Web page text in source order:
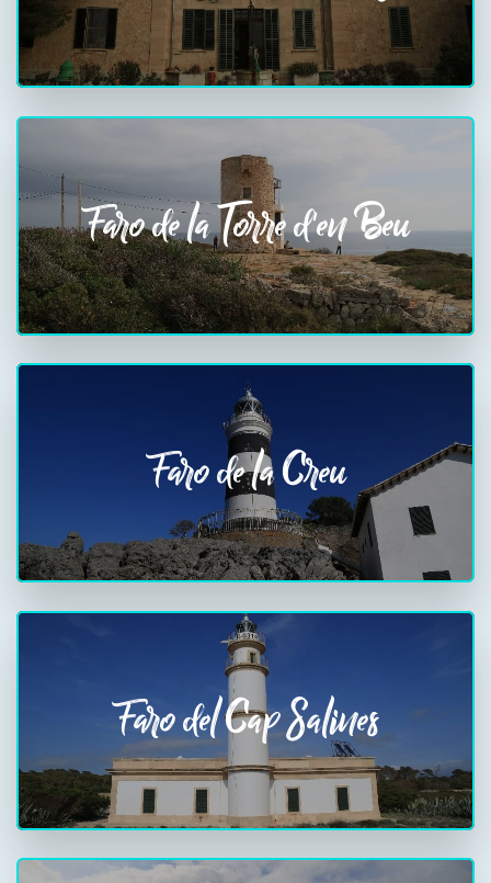
Faro de la Torre d'en Beu
Faro de la Creu
Faro del Cap Salines